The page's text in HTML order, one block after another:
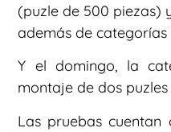
(puzle de 500 piezas)
además de
Y el domingo, la
montaje de dos puzles
Las pruebas